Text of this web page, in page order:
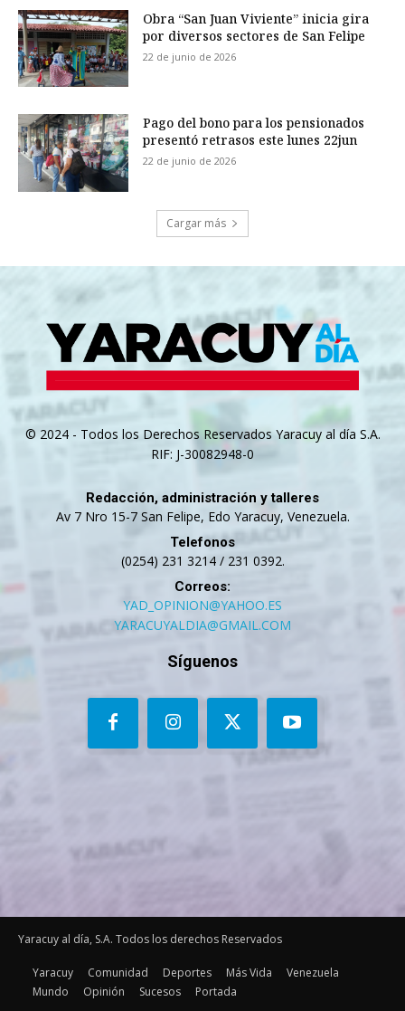
Obra “San Juan Viviente” inicia gira
por diversos sectores de San Felipe
22 de junio de 2026
Pago del bono para los pensionados
presentó retrasos este lunes 22jun
22 de junio de 2026
Cargar más
© 2024 - Todos los Derechos Reservados Yaracuy al día S.A.
RIF: J-30082948-0
Redacción, administración y talleres
Av 7 Nro 15-7 San Felipe, Edo Yaracuy, Venezuela.
Telefonos
(0254) 231 3214 / 231 0392.
Correos:
YAD_OPINION@YAHOO.ES
YARACUYALDIA@GMAIL.COM
Síguenos
Yaracuy al día, S.A. Todos los derechos Reservados
Yaracuy Comunidad Deportes Más Vida
Venezuela
Mundo
Opinión Sucesos Portada